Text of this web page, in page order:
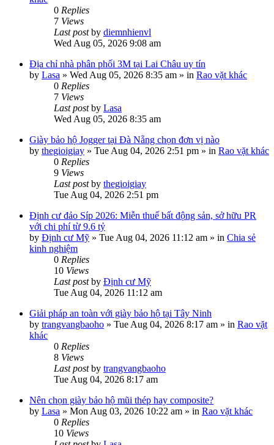
0 Replies
7 Views
Last postby diemnhienvl
Wed Aug 05, 2026 9:08 am
Địa chỉ nhà phân phối 3M tại Lai Châu uy tín
by Lasa » Wed Aug 05, 2026 8:35 am » in Rao vặt khác
0 Replies
7 Views
Last postby Lasa
Wed Aug 05, 2026 8:35 am
Giày bảo hộ Jogger tại Đà Nẵng chọn đơn vị nào
by thegioigiay » Tue Aug 04, 2026 2:51 pm » in Rao vặt khác
0 Replies
9 Views
Last postby thegioigiay
Tue Aug 04, 2026 2:51 pm
Định cư đảo Síp 2026: Miễn thuế bất động sản, sở hữu PR
với chi phí từ 9.6 tỷ
by Định cư Mỹ » Tue Aug 04, 2026 11:12 am » in Chia sẻ
kinh nghiệm
0 Replies
10 Views
Last postby Định cư Mỹ
Tue Aug 04, 2026 11:12 am
Giải pháp an toàn với giày bảo hộ tại Tây Ninh
by trangvangbaoho » Tue Aug 04, 2026 8:17 am » in Rao vặt
khác
0 Replies
8 Views
Last postby trangvangbaoho
Tue Aug 04, 2026 8:17 am
Nên chọn giày bảo hộ mũi thép hay composite?
by Lasa » Mon Aug 03, 2026 10:22 am » in Rao vặt khác
0 Replies
10 Views